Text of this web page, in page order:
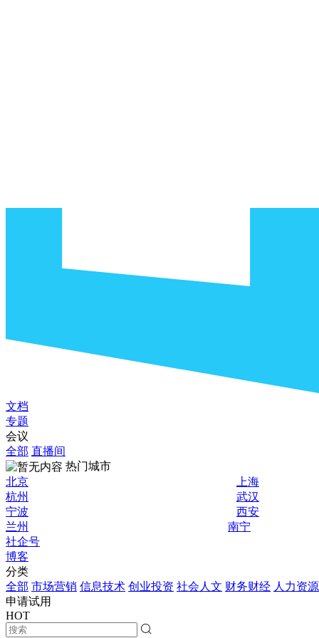
文档
专题
会议
全部 直播间
热门城市
北京
上海
杭州
武汉
宁波
西安
兰州
南宁
社企号
博客
分类
全部 市场营销 信息技术 创业投资 社会人文 财务财经 人力资源
申请试用
HOT